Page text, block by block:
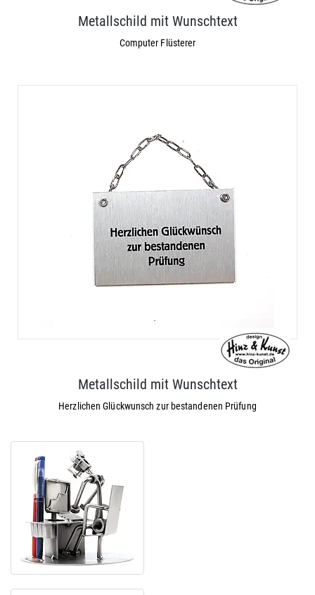
Metallschild mit Wunschtext
Computer Flüsterer
Metallschild mit Wunschtext
Herzlichen Glückwunsch zur bestandenen Prüfung